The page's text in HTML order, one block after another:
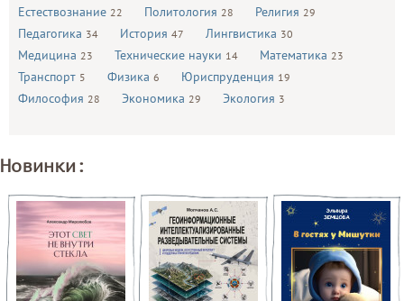
Естествознание 22 Политология 28 Религия 29
Педагогика 34 История 47 Лингвистика 30
Медицина 23 Технические науки 14 Математика 23
Транспорт 5 Физика 6 Юриспруденция 19
Философия 28 Экономика 29 Экология 3
Новинки: